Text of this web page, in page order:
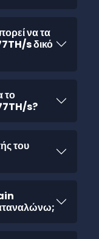
να τα
s δικό
το
s?
του